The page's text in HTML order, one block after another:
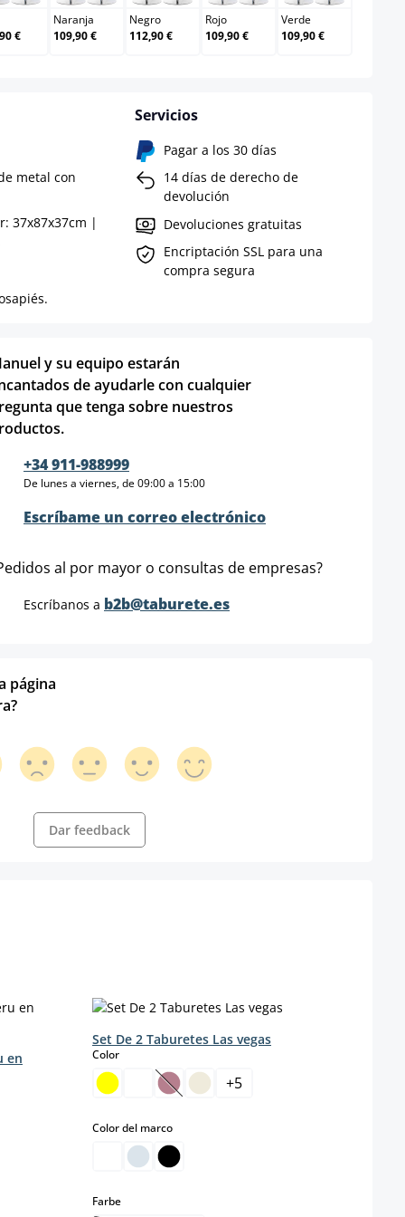
€
Naranja
109,90 €
Negro
112,90 €
Rojo
109,90 €
Verde
109,90 €
metal con
37x87x37cm |
Servicios
Pagar a los 30 días
14 días de derecho de
devolución
Devoluciones gratuitas
Encriptación SSL para una
compra segura
y su equipo estarán
de ayudarle con cualquier
que tenga sobre nuestros
+34 911-988999
De lunes a viernes, de 09:00 a 15:00
Escríbame un correo electrónico
al por mayor o consultas de empresas?
Escríbanos a b2b@taburete.es
página
Dar feedback
en
en este momento.)
Set De 2 Taburetes Las vegas
Colorselect
(Esta opción no está disponible en
+5
Color del marcoselect
Farbeselect